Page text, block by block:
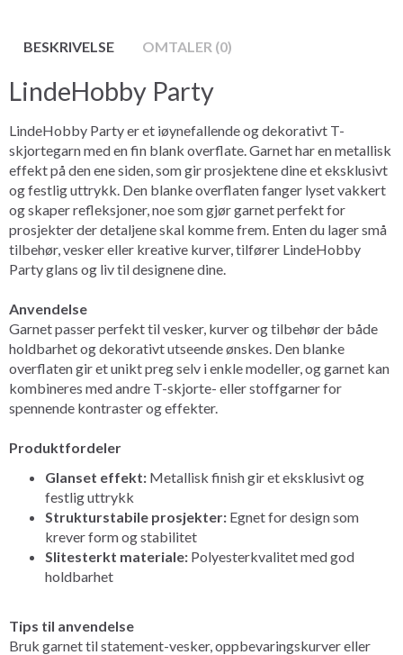
BESKRIVELSE OMTALER (0)
LindeHobby Party
LindeHobby Party er et iøynefallende og dekorativt T-
skjortegarn med en fin blank overflate. Garnet har en metallisk
effekt på den ene siden, som gir prosjektene dine et eksklusivt
og festlig uttrykk. Den blanke overflaten fanger lyset vakkert
og skaper refleksjoner, noe som gjør garnet perfekt for
prosjekter der detaljene skal komme frem. Enten du lager små
tilbehør, vesker eller kreative kurver, tilfører LindeHobby
Party glans og liv til designene dine.
Anvendelse
Garnet passer perfekt til vesker, kurver og tilbehør der både
holdbarhet og dekorativt utseende ønskes. Den blanke
overflaten gir et unikt preg selv i enkle modeller, og garnet kan
kombineres med andre T-skjorte- eller stoffgarner for
spennende kontraster og effekter.
Produktfordeler
Glanset effekt: Metallisk finish gir et eksklusivt og
festlig uttrykk
Strukturstabile prosjekter: Egnet for design som
krever form og stabilitet
Slitesterkt materiale: Polyesterkvalitet med god
holdbarhet
Tips til anvendelse
Bruk garnet til statement-vesker, oppbevaringskurver eller